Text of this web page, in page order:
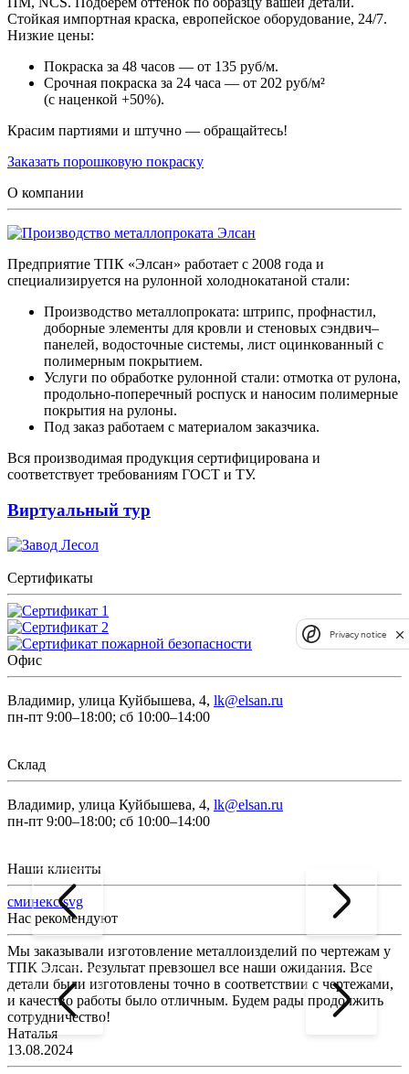
Стойкая импортная краска, европейское оборудование, 24/7.
Низкие цены:
Покраска за 48 часов — от 135 руб/м.
Срочная покраска за 24 часа — от 202 руб/м²
(с наценкой +50%).
Красим партиями и штучно — обращайтесь!
Заказать порошковую покраску
О компании
Предприятие ТПК «Элсан» работает с 2008 года и
специализируется на рулонной холоднокатаной стали:
Производство металлопроката: штрипс, профнастил,
доборные элементы для кровли и стеновых сэндвич–
панелей, водосточные системы, лист оцинкованный с
полимерным покрытием.
Услуги по обработке рулонной стали: отмотка от рулона,
продольно-поперечный роспуск и наносим полимерные
покрытия на рулоны.
Под заказ работаем с материалом заказчика.
Вся производимая продукция сертифицирована и
соответствует требованиям ГОСТ и ТУ.
Виртуальный тур
Сертификаты
Офис
Владимир, улица Куйбышева, 4, lk@elsan.ru
пн-пт 9:00–18:00; сб 10:00–14:00
Склад
Владимир, улица Куйбышева, 4, lk@elsan.ru
пн-пт 9:00–18:00; сб 10:00–14:00
Наши клиенты
сминекс.svg
Нас рекомендуют
Мы заказывали изготовление металлоизделий по чертежам у
ТПК Элсан. Результат превзошел все наши ожидания. Все
детали были изготовлены точно в соответствии с чертежами,
и качество работы было отличным. Будем рады продолжить
сотрудничество!
Наталья
13.08.2024
Privacy notice